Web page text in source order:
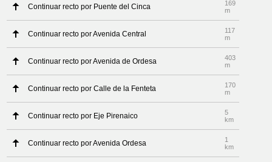
Continuar recto por Puente del Cinca
169
m
Continuar recto por Avenida Central
117
m
Continuar recto por Avenida de Ordesa
403
m
Continuar recto por Calle de la Fenteta
170
m
Continuar recto por Eje Pirenaico
5
km
Continuar recto por Avenida Ordesa
1
km